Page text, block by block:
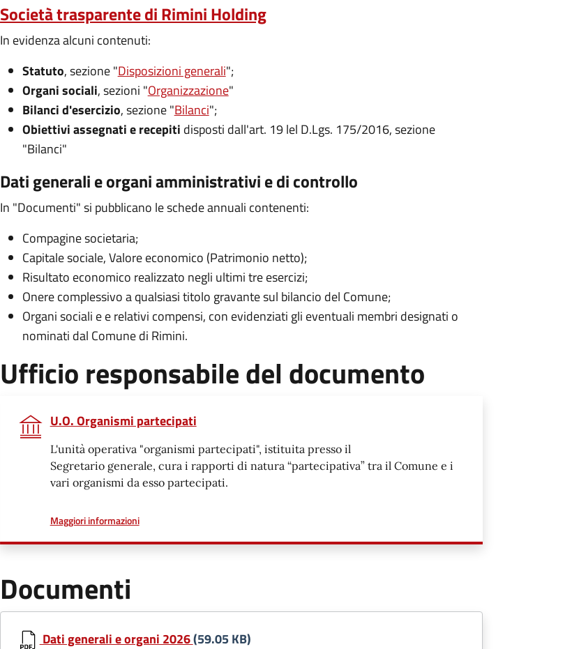
Società trasparente di Rimini Holding
In evidenza alcuni contenuti:
Statuto, sezione "Disposizioni generali";
Organi sociali, sezioni "Organizzazione"
Bilanci d'esercizio, sezione "Bilanci";
Obiettivi assegnati e recepiti disposti dall'art. 19 lel D.Lgs. 175/2016, sezione
"Bilanci"
Dati generali e organi amministrativi e di controllo
In "Documenti" si pubblicano le schede annuali contenenti:
Compagine societaria;
Capitale sociale, Valore economico (Patrimonio netto);
Risultato economico realizzato negli ultimi tre esercizi;
Onere complessivo a qualsiasi titolo gravante sul bilancio del Comune;
Organi sociali e e relativi compensi, con evidenziati gli eventuali membri designati o
nominati dal Comune di Rimini.
Ufficio responsabile del documento
U.O. Organismi partecipati
L'unità operativa "organismi partecipati", istituita presso il
Segretario generale, cura i rapporti di natura “partecipativa” tra il Comune e i
vari organismi da esso partecipati.
Maggiori informazionia proposito di
Documenti
Dati generali e organi 2026(59.05 KB)